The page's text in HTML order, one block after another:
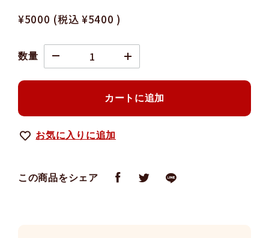
¥5000 (税込¥5400 )
数量
カートに追加
お気に入りに追加
この商品をシェア